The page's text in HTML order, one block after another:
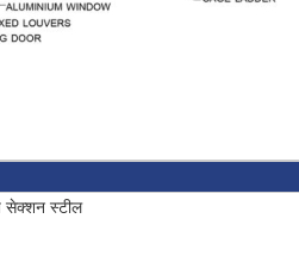
स्टील